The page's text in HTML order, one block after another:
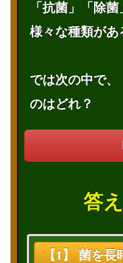
「抗菌」「除
様々な種類があ
では次の中で
のはどれ？
答
【1】 菌を